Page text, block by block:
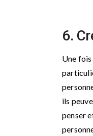
6.
Une
ils
penser